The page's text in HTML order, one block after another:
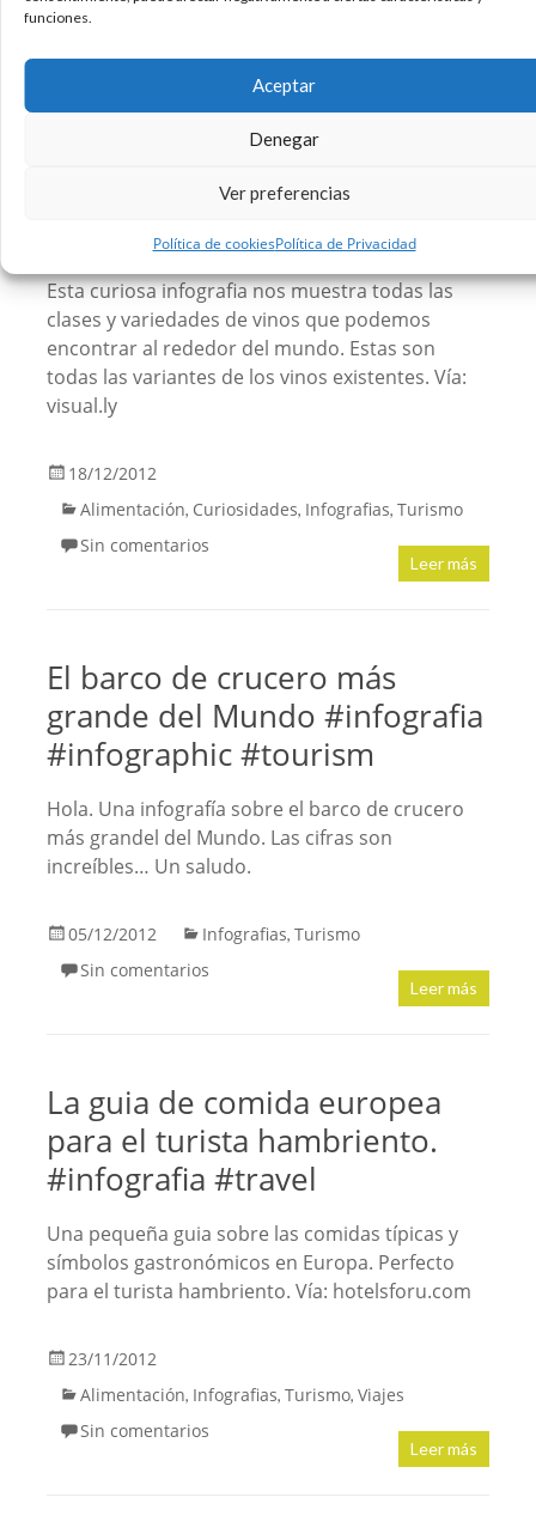
funciones.
Aceptar
Denegar
Ver preferencias
Política de cookiesPolítica de Privacidad
Sin comentarios
Vinos, infografía con todas las
clases del mundo. #infografia
Esta curiosa infografia nos muestra todas las
clases y variedades de vinos que podemos
encontrar al rededor del mundo. Estas son
todas las variantes de los vinos existentes. Vía:
visual.ly
18/12/2012
Alimentación, Curiosidades, Infografias, Turismo
Sin comentarios
Leer más
El barco de crucero más
grande del Mundo #infografia
#infographic #tourism
Hola. Una infografía sobre el barco de crucero
más grandel del Mundo. Las cifras son
increíbles… Un saludo.
05/12/2012 Infografias, Turismo
Sin comentarios
Leer más
La guia de comida europea
para el turista hambriento.
#infografia #travel
Una pequeña guia sobre las comidas típicas y
símbolos gastronómicos en Europa. Perfecto
para el turista hambriento. Vía: hotelsforu.com
23/11/2012
Alimentación, Infografias, Turismo, Viajes
Sin comentarios
Leer más